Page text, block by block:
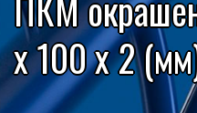
x 100 x 2